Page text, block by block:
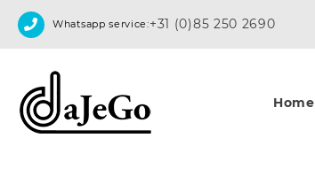
Whatsapp service:+31 (0)85 250 2690
Home